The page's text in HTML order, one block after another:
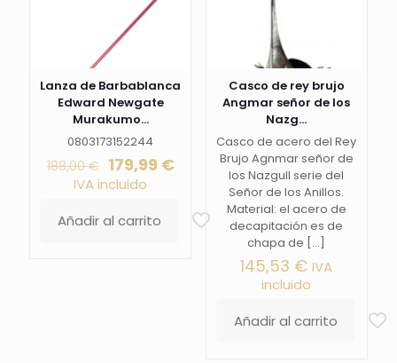
Lanza de Barbablanca
Edward Newgate
Murakumo...
0803173152244
188,00€ El
precio
era:
188,00 €.
179,99 €El
es:
179,99 €.
IVA incluido
Añadir al carrito
Casco de rey brujo
Angmar señor de los
Nazg...
Casco de acero del Rey
Brujo Agnmar señor de
los Nazgull serie del
Señor de los Anillos.
Material: el acero de
decapitación es de
chapa de […]
145,53 € IVA
incluido
Añadir al carrito